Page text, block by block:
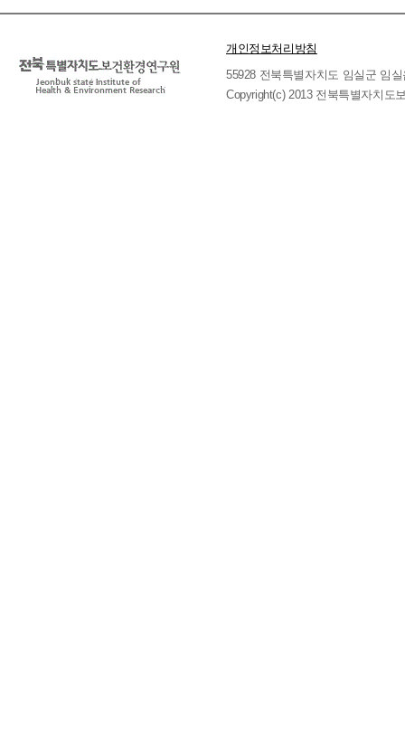
개인정보처리방침
55928 전북특별자치도 임실군 임
Copyright(c) 2013 전북특별자치도